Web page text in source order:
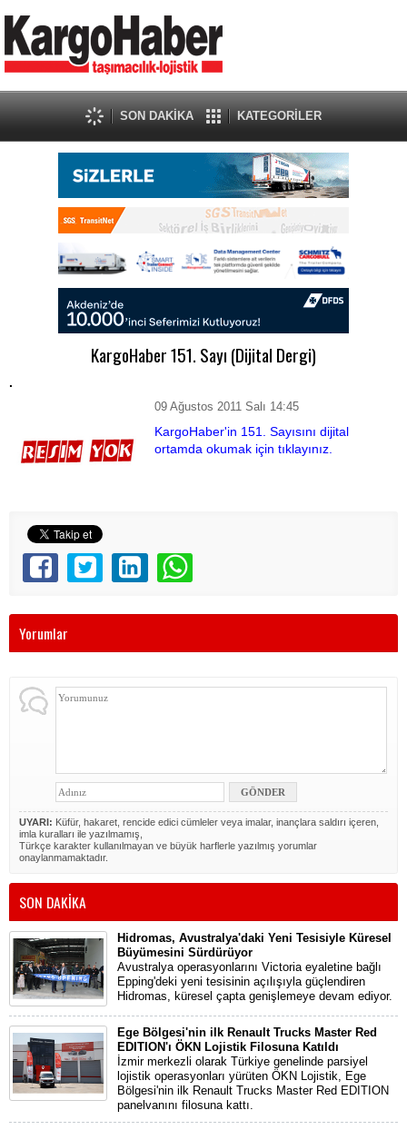
SON DAKİKA KATEGORİLER
KargoHaber 151. Sayı (Dijital Dergi)
.
09 Ağustos 2011 Salı 14:45
KargoHaber'in 151. Sayısını dijital
ortamda okumak için tıklayınız.
Yorumlar
UYARI: Küfür, hakaret, rencide edici cümleler veya imalar, inançlara saldırı içeren,
imla kuralları ile yazılmamış,
Türkçe karakter kullanılmayan ve büyük harflerle yazılmış yorumlar
onaylanmamaktadır.
SON DAKİKA
Hidromas, Avustralya'daki Yeni Tesisiyle Küresel
Büyümesini Sürdürüyor
Avustralya operasyonlarını Victoria eyaletine bağlı
Epping'deki yeni tesisinin açılışıyla güçlendiren
Hidromas, küresel çapta genişlemeye devam ediyor.
Ege Bölgesi'nin ilk Renault Trucks Master Red
EDITION'ı ÖKN Lojistik Filosuna Katıldı
İzmir merkezli olarak Türkiye genelinde parsiyel
lojistik operasyonları yürüten ÖKN Lojistik, Ege
Bölgesi'nin ilk Renault Trucks Master Red EDITION
panelvanını filosuna kattı.